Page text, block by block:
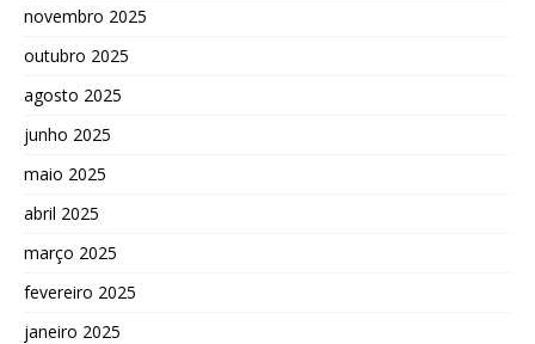
novembro 2025
outubro 2025
agosto 2025
junho 2025
maio 2025
abril 2025
março 2025
fevereiro 2025
janeiro 2025